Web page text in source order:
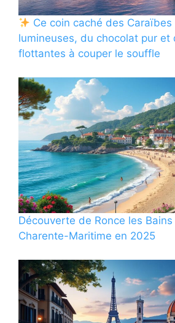
Ce coin caché des
lumineuses, du chocolat pur et
flottantes à couper le souffle
Découverte de Ronce les
Charente-Maritime en 2025